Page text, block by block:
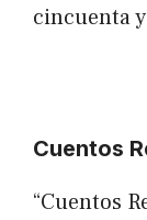
cincuenta
Cuentos
“Cuentos